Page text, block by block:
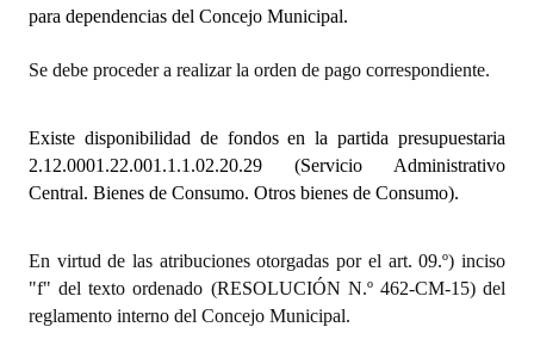
Actas de Sesión
Informes de Unidad Coordinadora
Actas de Audiencias Públicas
Comunicaciones
Declaraciones
para dependencias del Concejo Municipal.
Se debe proceder a realizar la orden de pago correspondiente.
Existe disponibilidad de fondos en la partida presupuestaria
2.12.0001.22.001.1.1.02.20.29 (Servicio Administrativo
Central. Bienes de Consumo. Otros bienes de Consumo).
En virtud de las atribuciones otorgadas por el art. 09.º) inciso
"f" del texto ordenado (RESOLUCIÓN N.º 462-CM-15) del
reglamento interno del Concejo Municipal.